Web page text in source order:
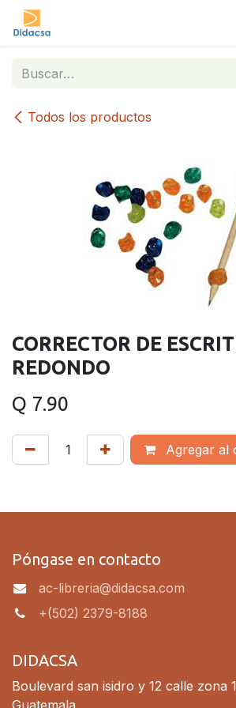
Ir al contenido
Todos los productos
CORRECTOR DE
REDONDO
Q 7.90
Agregar al
Póngase en contacto
ac-libreria@didacsa.com
+(502) 2379-8188
DIDACSA
Boulevard san isidro y 12 calle zona
Guatemala